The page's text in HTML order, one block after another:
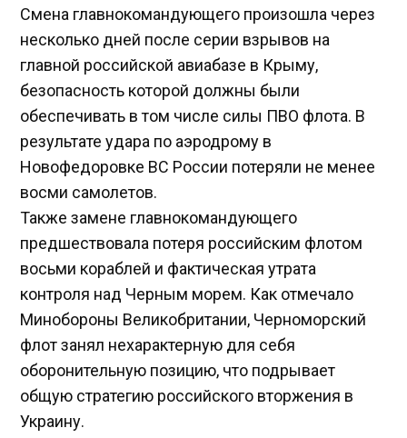
Смена главнокомандующего произошла через
несколько дней после серии взрывов на
главной российской авиабазе в Крыму,
безопасность которой должны были
обеспечивать в том числе силы ПВО флота. В
результате удара по аэродрому в
Новофедоровке ВС России потеряли не менее
восми самолетов.
Также замене главнокомандующего
предшествовала потеря российским флотом
восьми кораблей и фактическая утрата
контроля над Черным морем. Как отмечало
Минобороны Великобритании, Черноморский
флот занял нехарактерную для себя
оборонительную позицию, что подрывает
общую стратегию российского вторжения в
Украину.